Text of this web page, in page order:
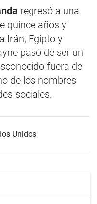
regresó a una
quince años y
Irán, Egipto y
pasó de ser un
fuera de
de los nombres
sociales.
Unidos